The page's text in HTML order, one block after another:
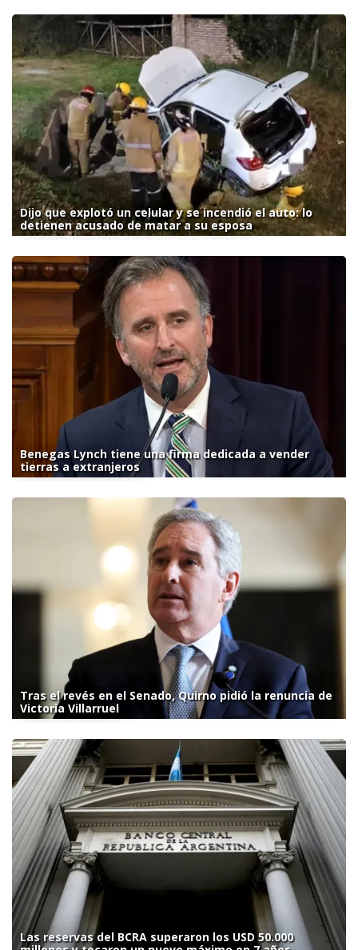
Dijo que explotó un celular y se incendió el auto: lo
detienen acusado de matar a su esposa
Benegas Lynch tiene una firma dedicada a vender
tierras a extranjeros
Tras el revés en el Senado, Quirno pidió la renuncia de
Victoria Villarruel
Las reservas del BCRA superaron los USD 50.000